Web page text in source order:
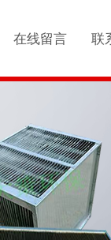
在线留言 联